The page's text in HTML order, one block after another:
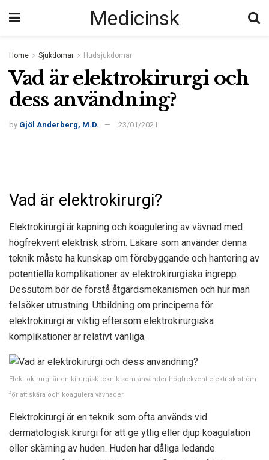
Medicinsk
Home Sjukdomar Hudsjukdomar
Vad är elektrokirurgi och
dess användning?
by Gjöl Anderberg, M.D. 23/01/2021
Vad är elektrokirurgi?
Elektrokirurgi är kapning och koagulering av vävnad med
högfrekvent elektrisk ström. Läkare som använder denna
teknik måste ha kunskap om förebyggande och hantering av
potentiella komplikationer av elektrokirurgiska ingrepp.
Dessutom bör de förstå åtgärdsmekanismen och hur man
felsöker utrustning. Utbildning om principerna för
elektrokirurgi är viktig eftersom elektrokirurgiska
komplikationer är relativt vanliga.
Elektrokirurgi är en kirurgisk teknik som använder högfrekvent elektrisk ström
för att skära och koagulera vävnader.
Elektrokirurgi är en teknik som ofta används vid
dermatologisk kirurgi för att ge ytlig eller djup koagulation
eller skärning av huden. Huden har dåliga ledande